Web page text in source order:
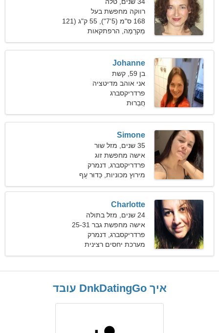
רווקה מחפשת בעל
168 ס"מ (5'7"), 55 ק"ג (121
פאונד)
מַקרָמֶה, הרפתקאות
Johanne
בן 59, קשת
אני אוהב מדיטציה
והיסטוריה
פרדריקסברג
חֲבֵרוּת
Simone
35 שנים, מזל שור
אישה מחפשת זוג
פרדריקסברג, דנמרק
מירוץ מכוניות, כַּדוּר עָף
Charlotte
24 שנים, מזל בתולה
אישה מחפשת גבר 25-31
פרדריקסברג, דנמרק
מערכת יחסים רצינית
איך DnkDatingGo עובד